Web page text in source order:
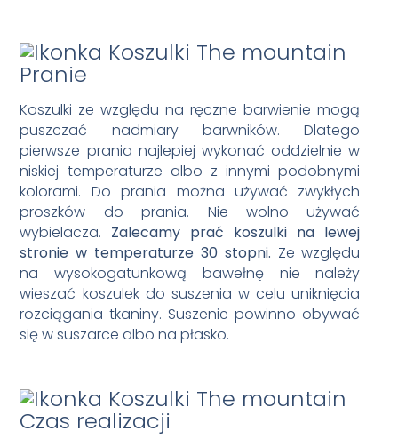
Pranie
Koszulki ze względu na ręczne barwienie mogą
puszczać nadmiary barwników. Dlatego
pierwsze prania najlepiej wykonać oddzielnie w
niskiej temperaturze albo z innymi podobnymi
kolorami. Do prania można używać zwykłych
proszków do prania. Nie wolno używać
wybielacza. Zalecamy prać koszulki na lewej
stronie w temperaturze 30 stopni. Ze względu
na wysokogatunkową bawełnę nie należy
wieszać koszulek do suszenia w celu uniknięcia
rozciągania tkaniny. Suszenie powinno obywać
się w suszarce albo na płasko.
Czas realizacji